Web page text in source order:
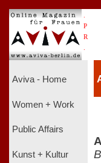
P
R
Aviva - Home
Women + Work
Public Affairs
Kunst + Kultur
A